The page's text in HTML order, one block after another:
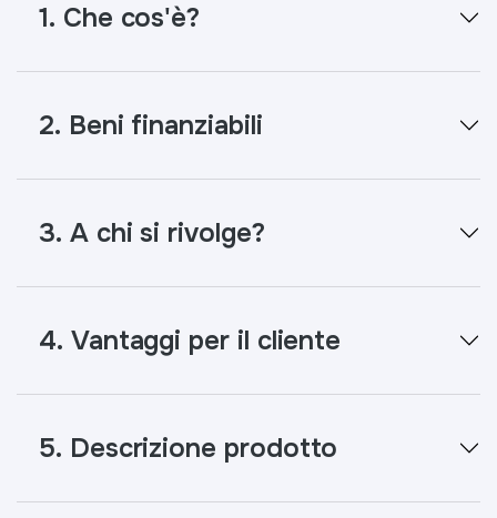
1. Che cos'è?
2. Beni finanziabili
3. A chi si rivolge?
4. Vantaggi per il cliente
5. Descrizione prodotto